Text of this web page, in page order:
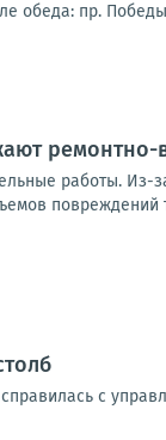
обеда: пр.
ремонтно-
работы.
с